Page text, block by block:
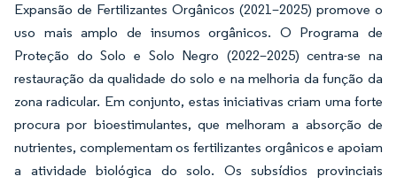
Expansão de Fertilizantes Orgânicos (2021–2025) promove o
uso mais amplo de insumos orgânicos. O Programa de
Proteção do Solo e Solo Negro (2022–2025) centra-se na
restauração da qualidade do solo e na melhoria da função da
zona radicular. Em conjunto, estas iniciativas criam uma forte
procura por bioestimulantes, que melhoram a absorção de
nutrientes, complementam os fertilizantes orgânicos e apoiam
a atividade biológica do solo. Os subsídios provinciais